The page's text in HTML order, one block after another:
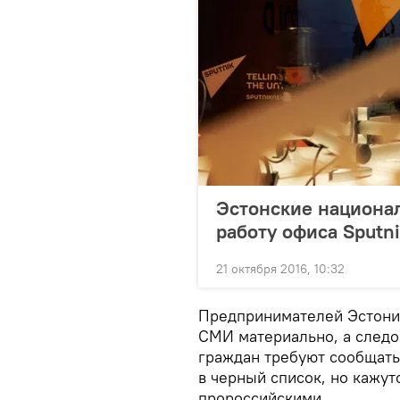
Эстонские
работу офиса
21 октября 2016, 10:32
Предпринимателей
СМИ материально, а
граждан требуют
в черный список, но